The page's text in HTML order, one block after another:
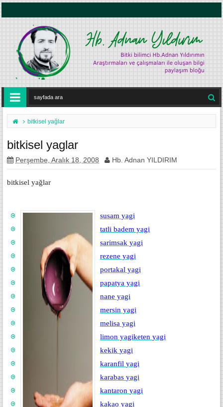
bitkisel yağlar
bitkisel yaglar
Perşembe, Aralık 18, 2008 Hb. Adnan YILDIRIM
bitkisel yağlar
susam yagi
tatli badem yagi
sarimsak yagi
rezene yagi
portakal yagi
papatya yagi
nane yagi
mersin yagi
melisa yagi
limon yagiketen yagi
kekik yagi
karanfil yagi
karabas yagi
kantaron yagi
kakao yagi